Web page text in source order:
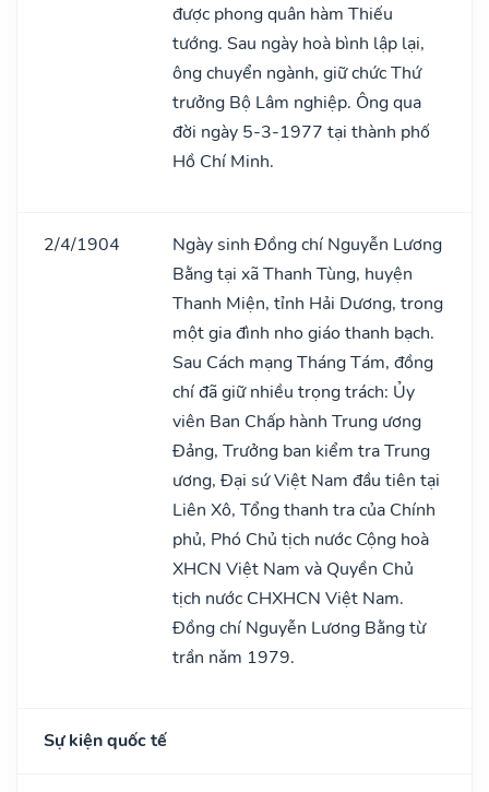
được phong quân hàm Thiếu
tướng. Sau ngày hoà bình lập lại,
ông chuyển ngành, giữ chức Thứ
trưởng Bộ Lâm nghiệp. Ông qua
đời ngày 5-3-1977 tại thành phố
Hồ Chí Minh.
2/4/1904
Ngày sinh Đồng chí Nguyễn Lương
Bằng tại xã Thanh Tùng, huyện
Thanh Miện, tỉnh Hải Dương, trong
một gia đình nho giáo thanh bạch.
Sau Cách mạng Tháng Tám, đồng
chí đã giữ nhiều trọng trách: Ủy
viên Ban Chấp hành Trung ương
Đảng, Trưởng ban kiểm tra Trung
ương, Đại sứ Việt Nam đầu tiên tại
Liên Xô, Tổng thanh tra của Chính
phủ, Phó Chủ tịch nước Cộng hoà
XHCN Việt Nam và Quyền Chủ
tịch nước CHXHCN Việt Nam.
Đồng chí Nguyễn Lương Bằng từ
trần nǎm 1979.
Sự kiện quốc tế